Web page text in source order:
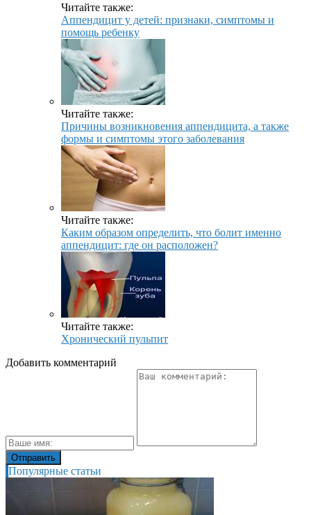
Читайте также:
Аппендицит у детей: признаки, симптомы и
помощь ребенку
Читайте также:
Причины возникновения аппендицита, а также
формы и симптомы этого заболевания
Читайте также:
Каким образом определить, что болит именно
аппендицит: где он расположен?
Читайте также:
Хронический пульпит
Добавить комментарий
Популярные статьи